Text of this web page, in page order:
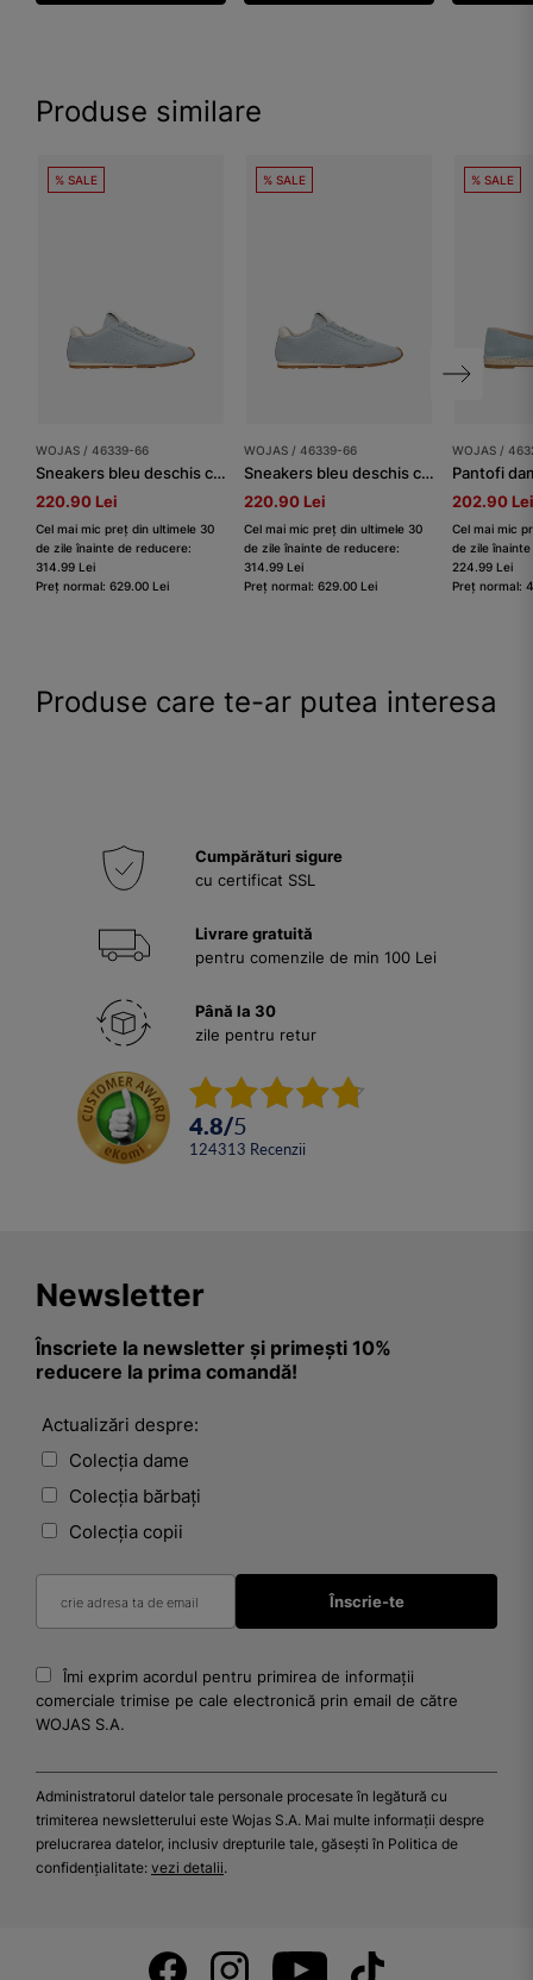
Produse similare
% SALE
WOJAS / 46339-66
Sneakers bleu deschis cu talpă subțire
220.90 Lei
Cel mai mic preț din ultimele 30
de zile înainte de reducere:
314.99 Lei
Preț normal: 629.00 Lei
% SALE
WOJAS / 46339-66
Sneakers bleu deschis cu talpă subțire
220.90 Lei
Cel mai mic preț din ultimele 30
de zile înainte de reducere:
314.99 Lei
Preț normal: 629.00 Lei
% SALE
WOJAS /
Pantofi
202.90 Lei
Cel mai mic
de zile
224.99 Lei
Preț normal:
Produse care te-ar putea interesa
Cumpărături sigure
cu certificat SSL
Livrare gratuită
pentru comenzile de min 100 Lei
Până la 30
zile pentru retur
4.8/5
124313 Recenzii
Newsletter
Înscriete la newsletter și primești 10%
reducere la prima comandă!
Actualizări despre:
Colecția dame
Colecția bărbați
Colecția copii
Îmi exprim acordul pentru primirea de informații
comerciale trimise pe cale electronică prin email de către
WOJAS S.A.
Administratorul datelor tale personale procesate în legătură cu
trimiterea newsletterului este Wojas S.A. Mai multe informații despre
prelucrarea datelor, inclusiv drepturile tale, găsești în Politica de
confidențialitate: vezi detalii.